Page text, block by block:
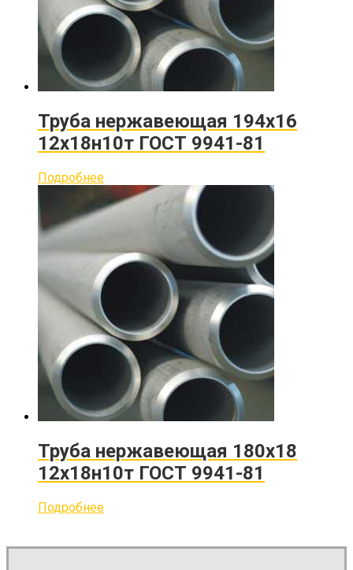
Труба нержавеющая 194х16
12х18н10т ГОСТ 9941-81
Подробнее
Труба нержавеющая 180х18
12х18н10т ГОСТ 9941-81
Подробнее